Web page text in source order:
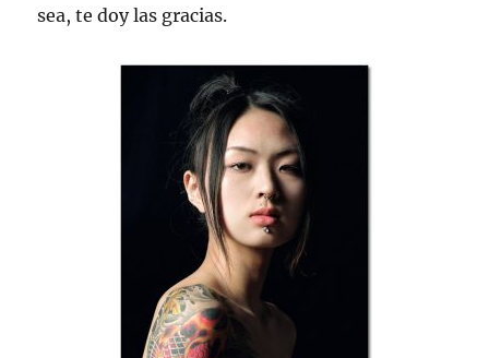
sea, te doy las gracias.